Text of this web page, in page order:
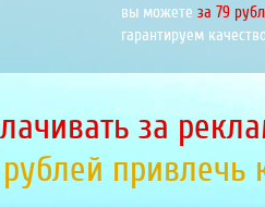
вы можете за 79
гарантируем
за